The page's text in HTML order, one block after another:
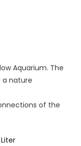
Aquarium. The
a nature
of the